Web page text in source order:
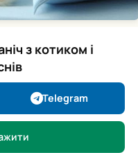
з котиком і
Telegram